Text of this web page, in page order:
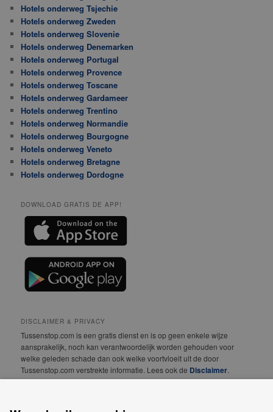
Hotels onderweg Tsjechie
Hotels onderweg Zweden
Hotels onderweg Slovenie
Hotels onderweg Denemarken
Hotels onderweg Portugal
Hotels onderweg Provence
Hotels onderweg Toscane
Hotels onderweg Gardameer
Hotels onderweg Trentino
Hotels onderweg Normandie
Hotels onderweg Bourgogne
Hotels onderweg Veneto
Hotels onderweg Bretagne
Hotels onderweg Dordogne
DOWNLOAD GRATIS DE APP!
DISCLAIMER & PRIVACY
Tussenstop.com is een gratis dienst en is op geen enkele wijze
aansprakelijk, noch kan verantwoordelijk worden gehouden voor
welke geleden schade dan ook welke voortvloeit uit de door
Tussenstop.com verstrekte informatie. Lees ook de Disclaimer